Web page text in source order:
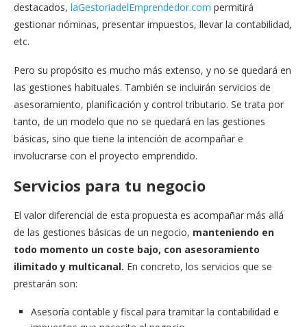
destacados, laGestoriadelEmprendedor.com permitirá
gestionar nóminas, presentar impuestos, llevar la contabilidad,
etc.
Pero su propósito es mucho más extenso, y no se quedará en
las gestiones habituales. También se incluirán servicios de
asesoramiento, planificación y control tributario. Se trata por
tanto, de un modelo que no se quedará en las gestiones
básicas, sino que tiene la intención de acompañar e
involucrarse con el proyecto emprendido.
Servicios para tu negocio
El valor diferencial de esta propuesta es acompañar más allá
de las gestiones básicas de un negocio, manteniendo en
todo momento un coste bajo, con asesoramiento
ilimitado y multicanal. En concreto, los servicios que se
prestarán son:
Asesoría contable y fiscal para tramitar la contabilidad e